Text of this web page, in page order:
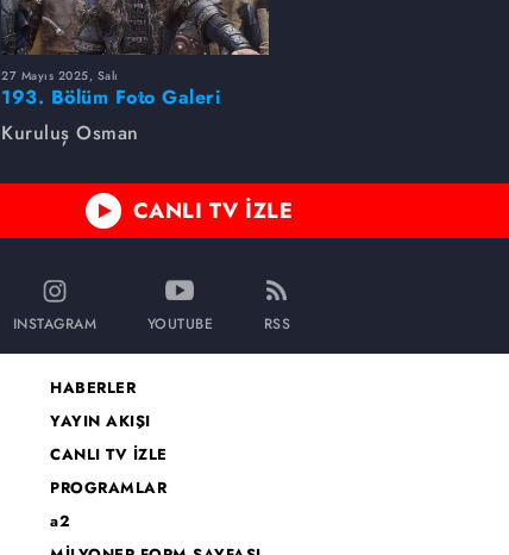
27 Mayıs 2025, Salı
193. Bölüm Foto Galeri
Kuruluş Osman
CANLI TV İZLE
INSTAGRAM YOUTUBE RSS
HABERLER
YAYIN AKIŞI
CANLI TV İZLE
PROGRAMLAR
a2